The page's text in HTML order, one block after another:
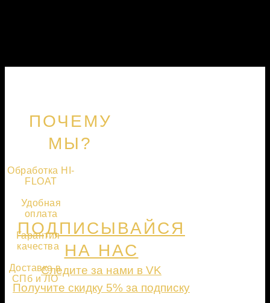
ПОЧЕМУ
МЫ?
Обработка HI-
FLOAT
Удобная
оплата
Гарантия
качества
Доставка в
СПб и ЛО
ПОДПИСЫВАЙСЯ
НА НАС
Следите за нами в VK
Получите скидку 5% за подписку